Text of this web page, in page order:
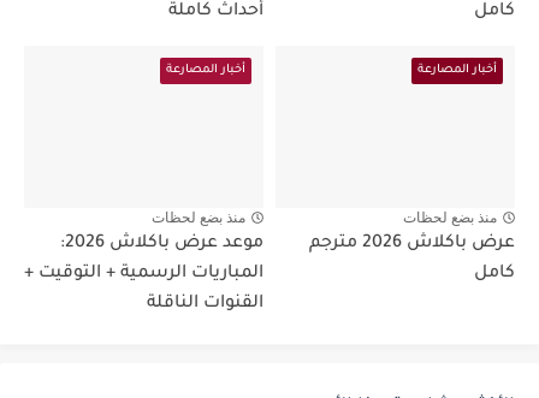
كامل
أحداث كاملة
أخبار المصارعة
منذ بضع لحظات
عرض باكلاش 2026 مترجم
كامل
أخبار المصارعة
منذ بضع لحظات
موعد عرض باكلاش 2026:
المباريات الرسمية + التوقيت +
القنوات الناقلة